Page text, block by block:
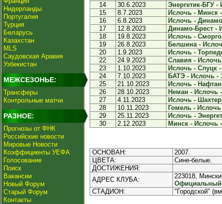
Нидерланды
Португалия
Турция
Беларусь
Казахстан
MLS
Саудовская Аравия
Узбекистан
МЕЖСЕЗОНЬЕ:
Трансферы
Контрольные матчи
РАЗНОЕ:
Прогнозы от ФНК
Российские новости
Мировые Новости
Коэффициенты УЕФА
Голосование
Поиск
Вакансии
Новый Форум
Старый Форум
Контакты
14
30.6.2023
Энергетик-БГУ -
15
8.7.2023
Ислочь - Минск
16
6.8.2023
Ислочь -
17
12.8.2023
Динамо-Брест -
18
19.8.2023
Ислочь -
19
26.8.2023
Белшина -
20
1.9.2023
Ислочь -
22
24.9.2023
Славия - Ислочь
23
1.10.2023
Ислочь - Слуцк -
24
7.10.2023
БАТЭ - Ислочь -
25
21.10.2023
Ислочь -
26
28.10.2023
Неман - Ислочь
27
4.11.2023
Ислочь -
28
10.11.2023
Гомель - Ислочь
29
25.11.2023
Ислочь -
30
2.12.2023 Минск - Ислочь
ОСНОВАН:
2007.
ЦВЕТА:
Сине-белые.
ДОСТИЖЕНИЯ:
АДРЕС КЛУБА:
223018,
Официальный
СТАДИОН:
"Городской"